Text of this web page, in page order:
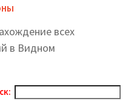
всех
в Видном